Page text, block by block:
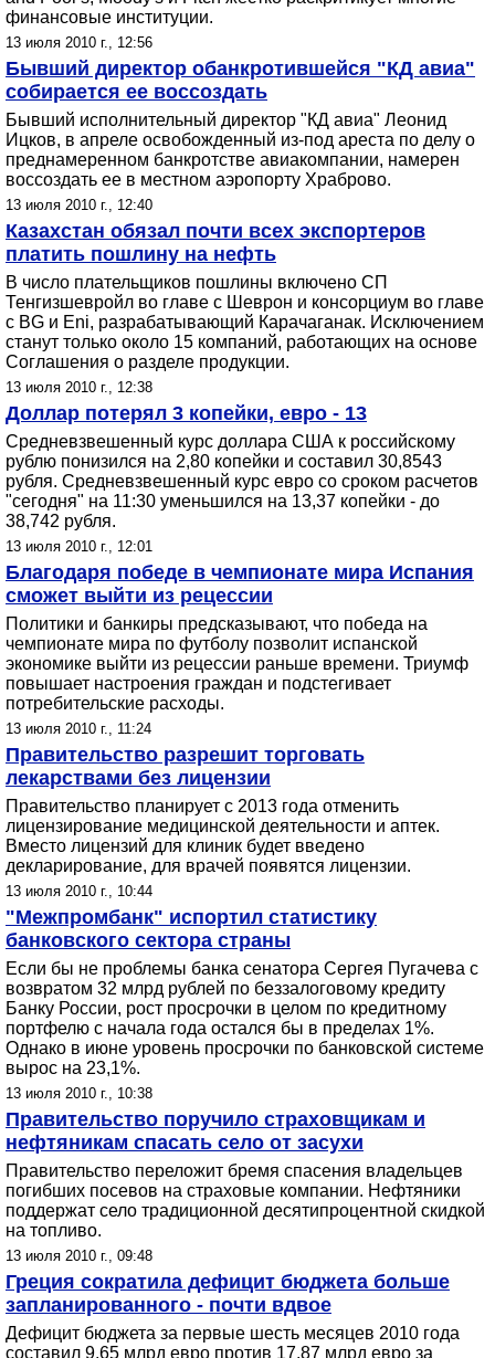
финансовые институции.
13 июля 2010 г., 12:56
Бывший директор обанкротившейся "КД авиа"
собирается ее воссоздать
Бывший исполнительный директор "КД авиа" Леонид
Ицков, в апреле освобожденный из-под ареста по делу о
преднамеренном банкротстве авиакомпании, намерен
воссоздать ее в местном аэропорту Храброво.
13 июля 2010 г., 12:40
Казахстан обязал почти всех экспортеров
платить пошлину на нефть
В число плательщиков пошлины включено СП
Тенгизшевройл во главе с Шеврон и консорциум во главе
с BG и Eni, разрабатывающий Карачаганак. Исключением
станут только около 15 компаний, работающих на основе
Соглашения о разделе продукции.
13 июля 2010 г., 12:38
Доллар потерял 3 копейки, евро - 13
Средневзвешенный курс доллара США к российскому
рублю понизился на 2,80 копейки и составил 30,8543
рубля. Средневзвешенный курс евро со сроком расчетов
"сегодня" на 11:30 уменьшился на 13,37 копейки - до
38,742 рубля.
13 июля 2010 г., 12:01
Благодаря победе в чемпионате мира Испания
сможет выйти из рецессии
Политики и банкиры предсказывают, что победа на
чемпионате мира по футболу позволит испанской
экономике выйти из рецессии раньше времени. Триумф
повышает настроения граждан и подстегивает
потребительские расходы.
13 июля 2010 г., 11:24
Правительство разрешит торговать
лекарствами без лицензии
Правительство планирует с 2013 года отменить
лицензирование медицинской деятельности и аптек.
Вместо лицензий для клиник будет введено
декларирование, для врачей появятся лицензии.
13 июля 2010 г., 10:44
"Межпромбанк" испортил статистику
банковского сектора страны
Если бы не проблемы банка сенатора Сергея Пугачева с
возвратом 32 млрд рублей по беззалоговому кредиту
Банку России, рост просрочки в целом по кредитному
портфелю с начала года остался бы в пределах 1%.
Однако в июне уровень просрочки по банковской системе
вырос на 23,1%.
13 июля 2010 г., 10:38
Правительство поручило страховщикам и
нефтяникам спасать село от засухи
Правительство переложит бремя спасения владельцев
погибших посевов на страховые компании. Нефтяники
поддержат село традиционной десятипроцентной скидкой
на топливо.
13 июля 2010 г., 09:48
Греция сократила дефицит бюджета больше
запланированного - почти вдвое
Дефицит бюджета за первые шесть месяцев 2010 года
составил 9,65 млрд евро против 17,87 млрд евро за